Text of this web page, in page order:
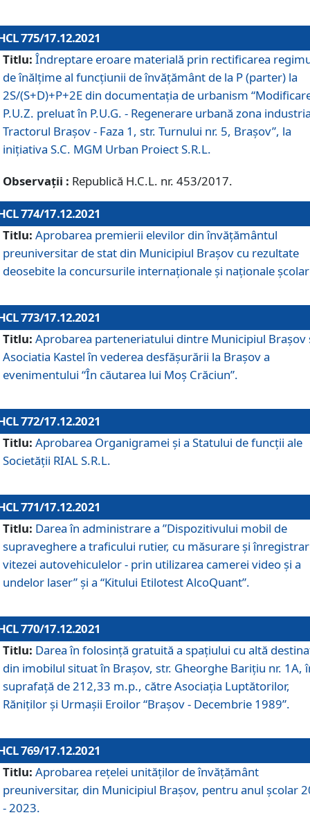
775/17.12.2021
Titlu: Îndreptare eroare materială prin rectificarea
de înălţime al funcţiunii de învăţământ de la P (parter) la
2S/(S+D)+P+2E din documentaţia de urbanism
P.U.Z. preluat în P.U.G. - Regenerare urbană zona
Tractorul Braşov - Faza 1, str. Turnului nr. 5, Braşov”, la
iniţiativa S.C. MGM Urban Proiect S.R.L.
Observații : Republică H.C.L. nr. 453/2017.
774/17.12.2021
Titlu: Aprobarea premierii elevilor din învățământul
preuniversitar de stat din Municipiul Brașov cu rezultate
deosebite la concursurile internaționale și naționale
773/17.12.2021
Titlu: Aprobarea parteneriatului dintre Municipiul Brașov
Asociatia Kastel în vederea desfăşurării la Brașov a
evenimentului “În căutarea lui Moș Crăciun”.
772/17.12.2021
Titlu: Aprobarea Organigramei şi a Statului de funcţii ale
Societăţii RIAL S.R.L.
771/17.12.2021
Titlu: Darea în administrare a ”Dispozitivului mobil de
supraveghere a traficului rutier, cu măsurare și
vitezei autovehiculelor - prin utilizarea camerei video și a
undelor laser” și a “Kitului Etilotest AlcoQuant”.
770/17.12.2021
Titlu: Darea în folosinţă gratuită a spaţiului cu altă
din imobilul situat în Braşov, str. Gheorghe Bariţiu nr. 1A,
suprafaţă de 212,33 m.p., către Asociaţia Luptătorilor,
Răniţilor şi Urmaşii Eroilor “Braşov - Decembrie 1989”.
769/17.12.2021
Titlu: Aprobarea reţelei unităţilor de învăţământ
preuniversitar, din Municipiul Braşov, pentru anul şcolar
- 2023.